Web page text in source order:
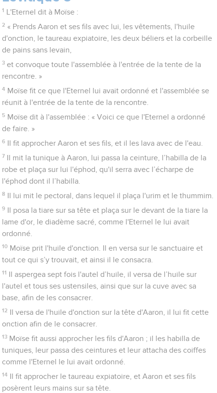
1 L'Eternel dit à Moïse :
2 « Prends Aaron et ses fils avec lui, les vêtements, l'huile
d'onction, le taureau expiatoire, les deux béliers et la corbeille
de pains sans levain,
3 et convoque toute l'assemblée à l'entrée de la tente de la
rencontre. »
4 Moïse fit ce que l'Eternel lui avait ordonné et l'assemblée se
réunit à l'entrée de la tente de la rencontre.
5 Moïse dit à l'assemblée : « Voici ce que l'Eternel a ordonné
de faire. »
6 Il fit approcher Aaron et ses fils, et il les lava avec de l'eau.
7
Il mit la tunique à Aaron, lui passa la ceinture, l’habilla de la
robe et plaça sur lui l'éphod, qu'il serra avec l’écharpe de
l'éphod dont il l’habilla.
8 Il lui mit le pectoral, dans lequel il plaça l'urim et le thummim.
9
Il posa la tiare sur sa tête et plaça sur le devant de la tiare la
lame d'or, le diadème sacré, comme l'Eternel le lui avait
ordonné.
10 Moïse prit l'huile d'onction. Il en versa sur le sanctuaire et
tout ce qui s’y trouvait, et ainsi il le consacra.
11
Il aspergea sept fois l'autel d’huile, il versa de l’huile sur
l'autel et tous ses ustensiles, ainsi que sur la cuve avec sa
base, afin de les consacrer.
12
Il versa de l'huile d'onction sur la tête d'Aaron, il lui fit cette
onction afin de le consacrer.
13 Moïse fit aussi approcher les fils d'Aaron ; il les habilla de
tuniques, leur passa des ceintures et leur attacha des coiffes
comme l'Eternel le lui avait ordonné.
14
Il fit approcher le taureau expiatoire, et Aaron et ses fils
posèrent leurs mains sur sa tête.